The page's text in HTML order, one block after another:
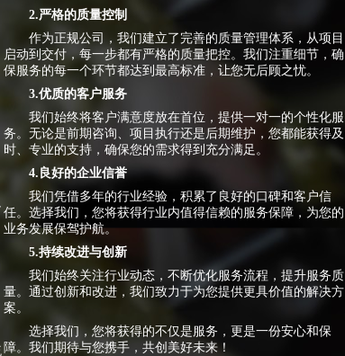
2.严格的质量控制
作为正规公司，我们建立了完善的质量管理体系，从项目
启动到交付，每一步都有严格的质量把控。我们注重细节，确
保服务的每一个环节都达到最高标准，让您无后顾之忧。
3.优质的客户服务
我们始终将客户满意度放在首位，提供一对一的个性化服
务。无论是前期咨询、项目执行还是后期维护，您都能获得及
时、专业的支持，确保您的需求得到充分满足。
4.良好的企业信誉
我们凭借多年的行业经验，积累了良好的口碑和客户信
任。选择我们，您将获得行业内值得信赖的服务保障，为您的
业务发展保驾护航。
5.持续改进与创新
我们始终关注行业动态，不断优化服务流程，提升服务质
量。通过创新和改进，我们致力于为您提供更具价值的解决方
案。
选择我们，您将获得的不仅是服务，更是一份安心和保
障。我们期待与您携手，共创美好未来！